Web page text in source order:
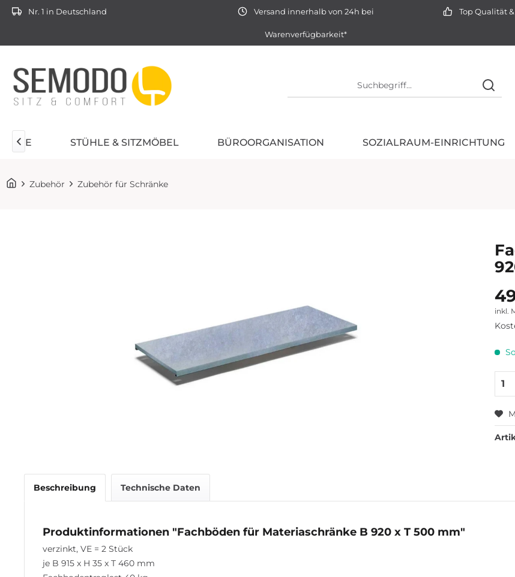
Nr. 1 in Deutschland Versand innerhalb von 24h bei
Warenverfügbarkeit*
Top Qualität
STÜHLE & SITZMÖBEL BÜROORGANISATION SOZIALRAUM-EINRICHTUNG

Zubehör Zubehör für Schränke
inkl.
Beschreibung Technische Daten
Produktinformationen "Fachböden für Materiaschränke B 920 x T 500 mm"
verzinkt, VE = 2 Stück
je B 915 x H 35 x T 460 mm